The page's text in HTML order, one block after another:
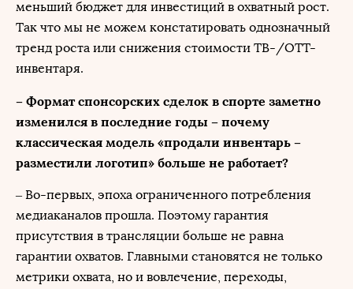
меньший бюджет для инвестиций в охватный рост.
Так что мы не можем констатировать однозначный
тренд роста или снижения стоимости ТВ-/ОТТ-
инвентаря.
– Формат спонсорских сделок в спорте заметно
изменился в последние годы – почему
классическая модель «продали инвентарь –
разместили логотип» больше не работает?
– Во-первых, эпоха ограниченного потребления
медиаканалов прошла. Поэтому гарантия
присутствия в трансляции больше не равна
гарантии охватов. Главными становятся не только
метрики охвата, но и вовлечение, переходы,